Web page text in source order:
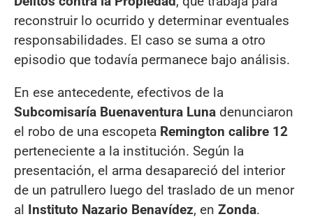
reconstruir lo ocurrido y determinar eventuales
responsabilidades. El caso se suma a otro
episodio que todavía permanece bajo análisis.
En ese antecedente, efectivos de la
Subcomisaría Buenaventura Luna denunciaron
el robo de una escopeta Remington calibre 12
perteneciente a la institución. Según la
presentación, el arma desapareció del interior
de un patrullero luego del traslado de un menor
al Instituto Nazario Benavídez, en Zonda.